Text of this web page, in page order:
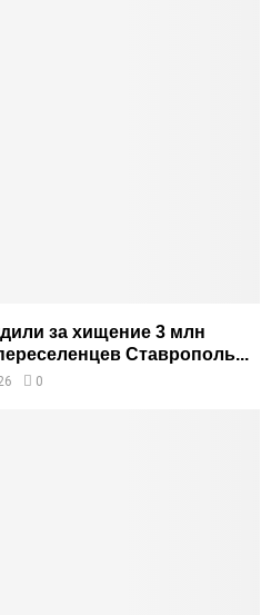
за хищение 3 млн
Ставрополь...
0